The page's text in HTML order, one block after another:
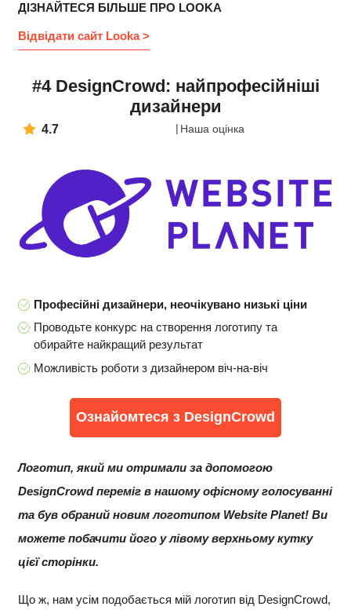
ДІЗНАЙТЕСЯ БІЛЬШЕ ПРО LOOKA
Відвідати сайт Looka >
#4 DesignCrowd: найпрофесійніші
дизайнери
4.7 Наша оцінка
Професійні дизайнери, неочікувано низькі ціни
Проводьте конкурс на створення логотипу та
обирайте найкращий результат
Можливість роботи з дизайнером віч-на-віч
Ознайомтеся з DesignCrowd
Логотип, який ми отримали за допомогою
DesignCrowd переміг в нашому офісному голосуванні
та був обраний новим логотипом Website Planet! Ви
можете побачити його у лівому верхньому кутку
цієї сторінки.
Що ж, нам усім подобається мій логотип від DesignCrowd,